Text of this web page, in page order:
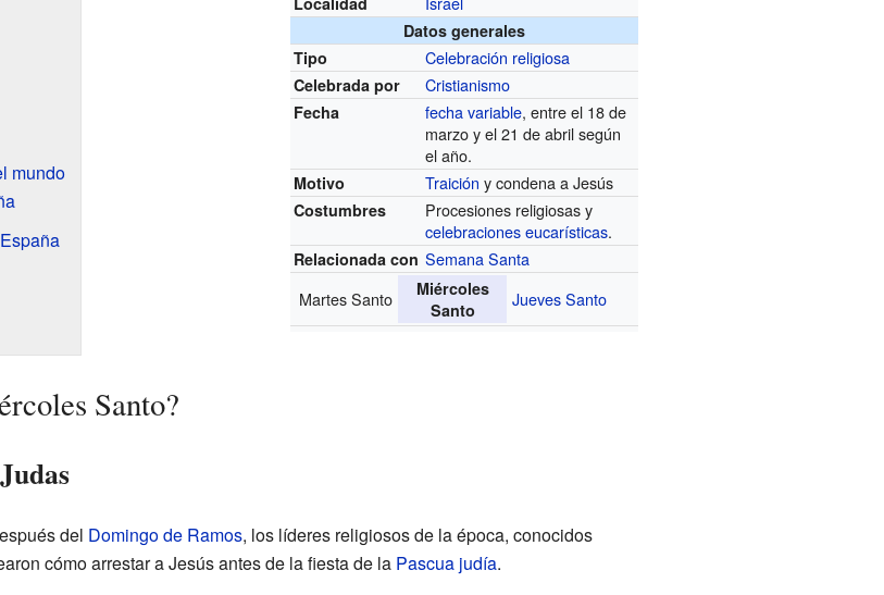
Datos generales
Tipo
Celebración religiosa
Celebrada por Cristianismo
Fecha fecha variable, entre el 18 de
marzo y el 21 de abril según
el año.
Motivo Traición y condena a Jesús
Costumbres
Procesiones religiosas y
celebraciones eucarísticas.
Relacionada con Semana Santa
Martes Santo
Miércoles
Santo
Jueves Santo
mundo
Santo?
del Domingo de Ramos, los líderes religiosos de la época, conocidos
cómo arrestar a Jesús antes de la fiesta de la Pascua judía.